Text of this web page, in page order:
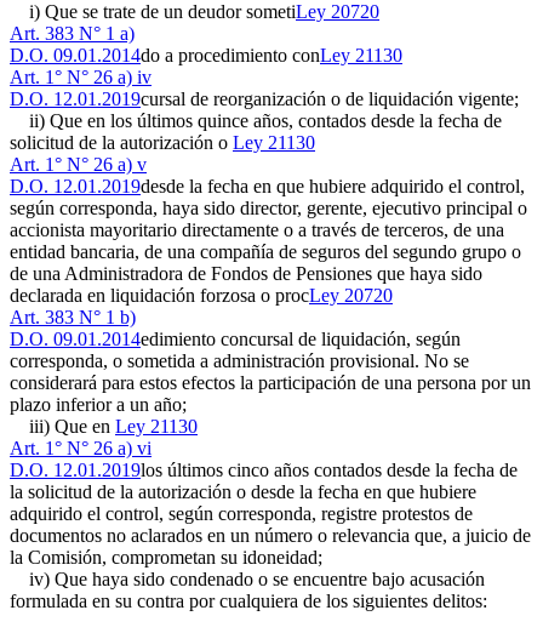
i) Que se trate de un deudor sometiLey 20720
Art. 383 N° 1 a)
D.O. 09.01.2014do a procedimiento conLey 21130
Art. 1° N° 26 a) iv
D.O. 12.01.2019cursal de reorganización o de liquidación vigente;
ii) Que en los últimos quince años, contados desde la fecha de
solicitud de la autorización o Ley 21130
Art. 1° N° 26 a) v
D.O. 12.01.2019desde la fecha en que hubiere adquirido el control,
según corresponda, haya sido director, gerente, ejecutivo principal o
accionista mayoritario directamente o a través de terceros, de una
entidad bancaria, de una compañía de seguros del segundo grupo o
de una Administradora de Fondos de Pensiones que haya sido
declarada en liquidación forzosa o procLey 20720
Art. 383 N° 1 b)
D.O. 09.01.2014edimiento concursal de liquidación, según
corresponda, o sometida a administración provisional. No se
considerará para estos efectos la participación de una persona por un
plazo inferior a un año;
iii) Que en Ley 21130
Art. 1° N° 26 a) vi
D.O. 12.01.2019los últimos cinco años contados desde la fecha de
la solicitud de la autorización o desde la fecha en que hubiere
adquirido el control, según corresponda, registre protestos de
documentos no aclarados en un número o relevancia que, a juicio de
la Comisión, comprometan su idoneidad;
iv) Que haya sido condenado o se encuentre bajo acusación
formulada en su contra por cualquiera de los siguientes delitos: